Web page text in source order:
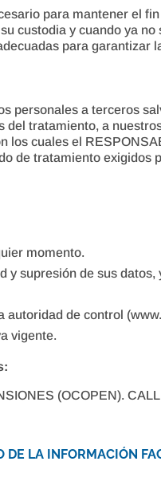
para mantener el
custodia y cuando ya no
para garantizar
personales a terceros
del tratamiento, a
los cuales el
de tratamiento exigidos
momento.
y supresión de sus datos,
de control
vigente.
(OCOPEN).
DE LA INFORMACIÓN